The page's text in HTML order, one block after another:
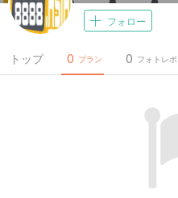
フォロー
トップ プラン
0 フォトレポ
0